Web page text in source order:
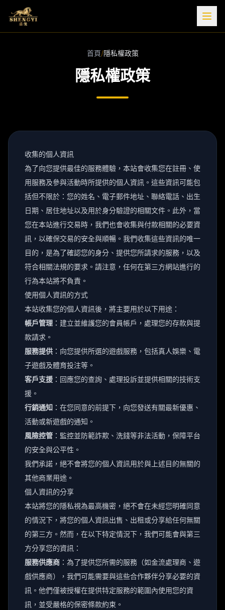
盛億娛樂城
首頁/隱私權政策
隱私權政策
收集的個人資訊
為了向您提供最佳的服務體驗，本站會收集您在註冊、使
用服務及參與活動時所提供的個人資訊。這些資訊可能包
括但不限於：您的姓名、電子郵件地址、聯絡電話、出生
日期、居住地址以及用於身分驗證的相關文件。此外，當
您在本站進行交易時，我們也會收集與付款相關的必要資
訊，以確保交易的安全與順暢。我們收集這些資訊的唯一
目的，是為了確認您的身分、提供您所請求的服務，以及
符合相關法規的要求。請注意，任何在第三方網站進行的
行為本站將不負責。
使用個人資訊的方式
本站收集您的個人資訊後，將主要用於以下用途：
帳戶管理 ：建立並維護您的會員帳戶，處理您的存款與提
款請求。
服務提供 ：向您提供所選的遊戲服務，包括真人娛樂、電
子遊戲及體育投注等。
客戶支援 ：回應您的查詢、處理投訴並提供相關的技術支
援。
行銷通知 ：在您同意的前提下，向您發送有關最新優惠、
活動或新遊戲的通知。
風險控管 ：監控並防範詐欺、洗錢等非法活動，保障平台
的安全與公平性。
我們承諾，絕不會將您的個人資訊用於與上述目的無關的
其他商業用途。
個人資訊的分享
本站將您的隱私視為最高機密，絕不會在未經您明確同意
的情況下，將您的個人資訊出售、出租或分享給任何無關
的第三方。然而，在以下特定情況下，我們可能會與第三
方分享您的資訊：
服務供應商 ：為了提供您所需的服務（如金流處理商、遊
戲供應商），我們可能需要與這些合作夥伴分享必要的資
訊。他們僅被授權在提供特定服務的範圍內使用您的資
訊，並受嚴格的保密條款約束。